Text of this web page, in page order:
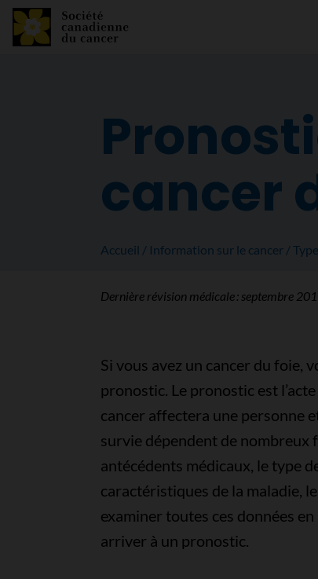
cancer
Accueil Information sur le cancer
Dernière révision médicale : septembre
Si vous avez un cancer du foie,
pronostic. Le pronostic est
cancer affectera une personne
survie dépendent de nombreux
antécédents médicaux, le type
caractéristiques de la maladie,
examiner toutes ces données
arriver à un pronostic.